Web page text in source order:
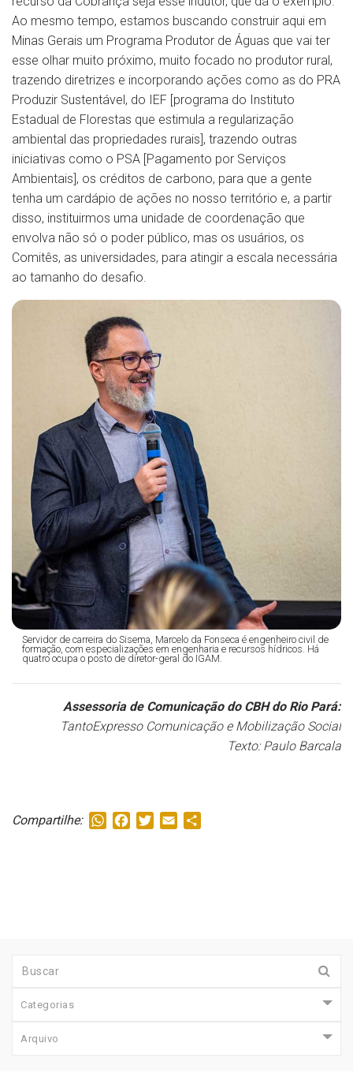
Ao mesmo tempo, estamos buscando construir aqui em
Minas Gerais um Programa Produtor de Águas que vai ter
esse olhar muito próximo, muito focado no produtor rural,
trazendo diretrizes e incorporando ações como as do PRA
Produzir Sustentável, do IEF [programa do Instituto
Estadual de Florestas que estimula a regularização
ambiental das propriedades rurais], trazendo outras
iniciativas como o PSA [Pagamento por Serviços
Ambientais], os créditos de carbono, para que a gente
tenha um cardápio de ações no nosso território e, a partir
disso, instituirmos uma unidade de coordenação que
envolva não só o poder público, mas os usuários, os
Comitês, as universidades, para atingir a escala necessária
ao tamanho do desafio.
Servidor de carreira do Sisema, Marcelo da Fonseca é engenheiro civil de
formação, com especializações em engenharia e recursos hídricos. Há
quatro ocupa o posto de diretor-geral do IGAM.
Assessoria de Comunicação do CBH do Rio Pará:
TantoExpresso Comunicação e Mobilização Social
Texto: Paulo Barcala
Compartilhe: WhatsApp
FacebookTwitterEmail
Categorias
Arquivo